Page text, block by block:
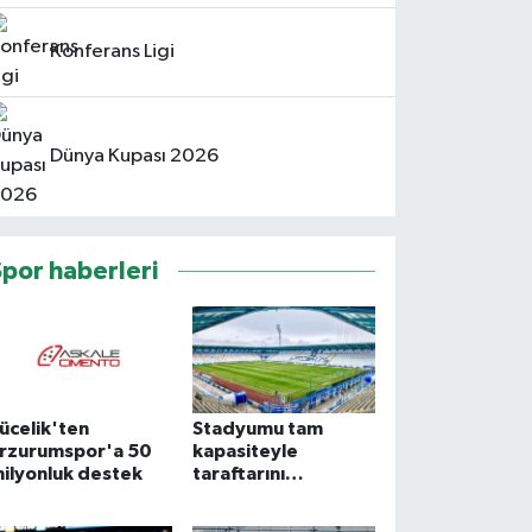
Konferans Ligi
Dünya Kupası 2026
haberleri
50
destek
Stadyumu tam
kapasiteyle
taraftarını